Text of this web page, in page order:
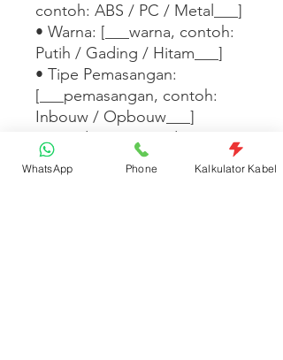
contoh: ABS / PC / Metal___]
• Warna: [___warna, contoh:
Putih / Gading / Hitam___]
• Tipe Pemasangan:
[___pemasangan, contoh:
Inbouw / Opbouw___]
• Standar: [___standar,
contoh: SNI / IEC 60669___]
Tersedia dalam
WhatsApp Phone Kalkulator Kabel